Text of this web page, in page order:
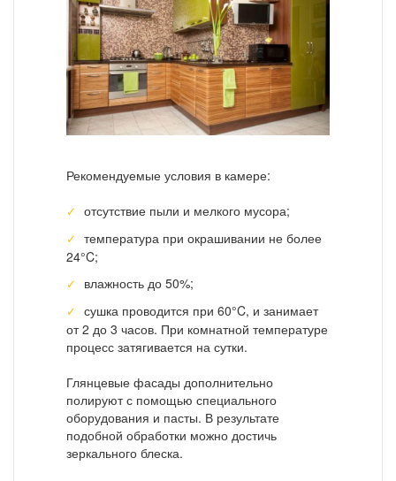
Рекомендуемые условия в камере:
отсутствие пыли и мелкого мусора;
температура при окрашивании не более
24°C;
влажность до 50%;
сушка проводится при 60°C, и занимает
от 2 до 3 часов. При комнатной температуре
процесс затягивается на сутки.
Глянцевые фасады дополнительно
полируют с помощью специального
оборудования и пасты. В результате
подобной обработки можно достичь
зеркального блеска.